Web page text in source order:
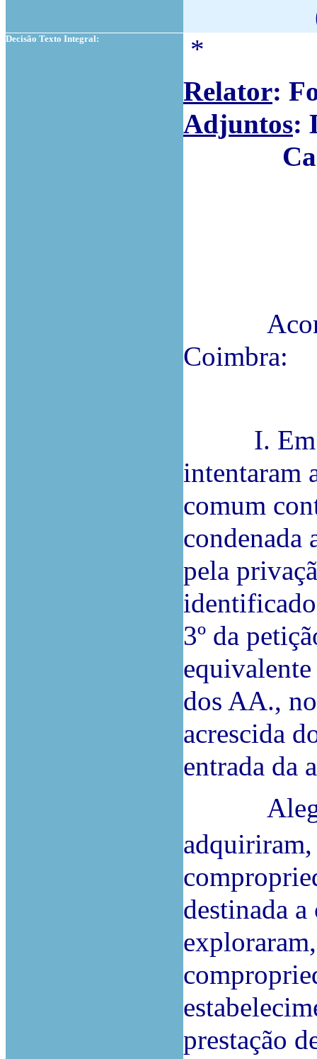
Decisão Texto Integral:
*
Relator:
Adjuntos:
Coimbra:
I. Em
intentaram
comum
condenada
pela
identificado
3º da
dos AA.,
acrescida
entrada da
destinada
prestação